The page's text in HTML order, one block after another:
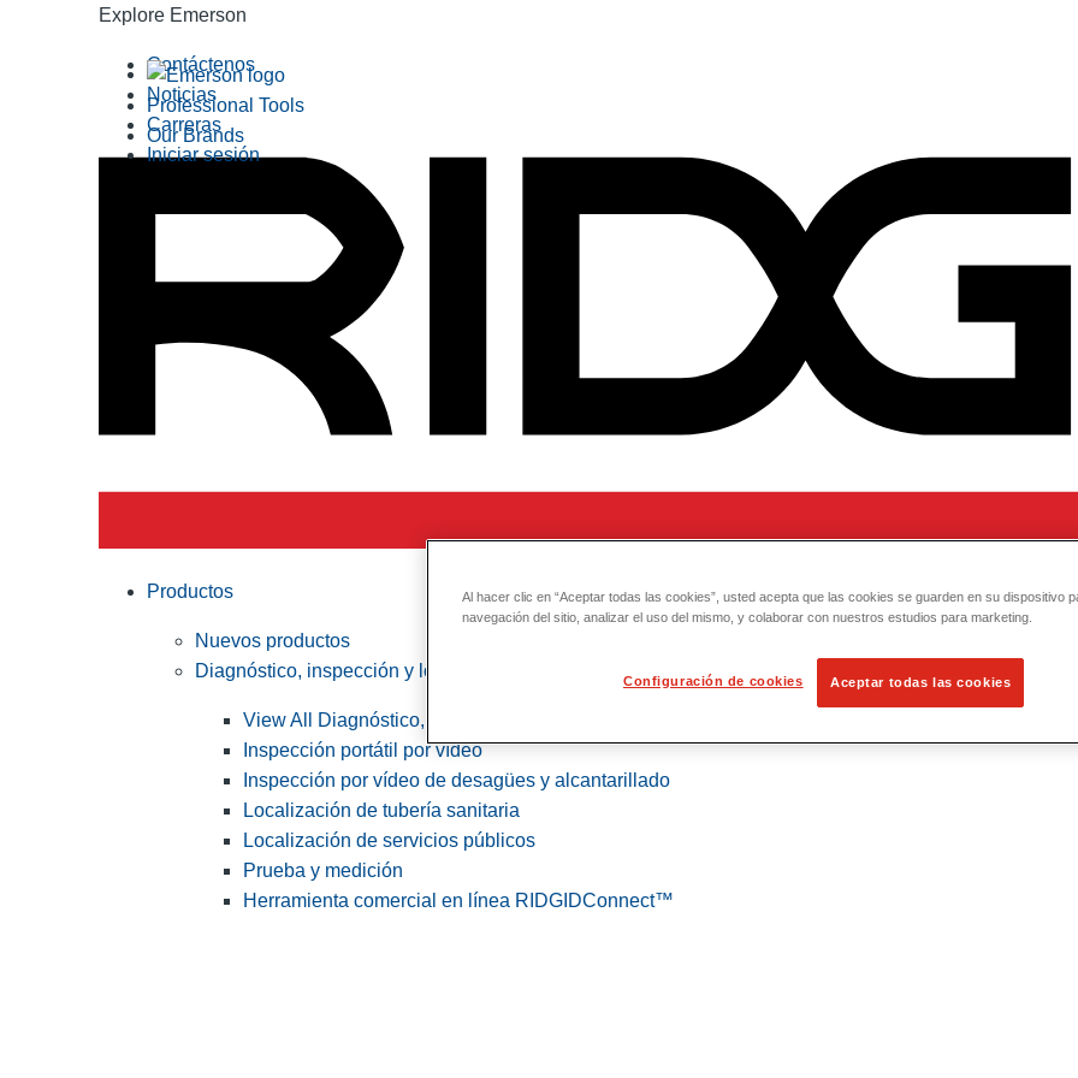
Explore Emerson
Professional Tools
Our Brands
Contáctenos
Noticias
Carreras
Iniciar sesión
Productos
Nuevos productos
Diagnóstico, inspección y localización
View All Diagnóstico, inspección y localización
Inspección portátil por vídeo
Inspección por vídeo de desagües y alcantarillado
Localización de tubería sanitaria
Localización de servicios públicos
Prueba y medición
Herramienta comercial en línea RIDGIDConnect™
Al hacer clic en “Aceptar todas las cookies”, usted acepta que las cookies se guarden en su dispositivo
navegación del sitio, analizar el uso del mismo, y colaborar con nuestros estudios para marketing.
Configuración de cookies Aceptar todas las cookies